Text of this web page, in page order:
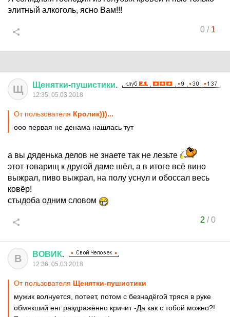
элитный алкоголь, ясно Вам!!!
0/ 1
Щ Щенятки-пушистики.
12:35, 05.03.2018
От пользователя Кролик)))...
ооо первая не денама нашлась тут
а вы дяденька делов не знаете так не лезьте
этот товарищ к другой даме шёл, а в итоге всё вино
выжрал, пиво выжрал, на полу уснул и обоссал весь
ковёр!
стыдоба одним словом
2 /0
В ВОВИК.
12:36, 05.03.2018
От пользователя Щенятки-пушистики
мужик волнуется, потеет, потом с безнадёгой тряся в руке
обмякший енг раздражённо кричит -Да как с тобой можно?!